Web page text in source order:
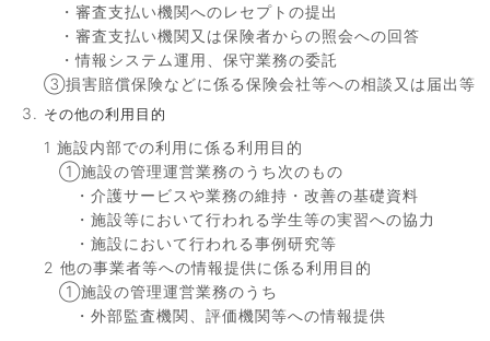
・審査支払い機関へのレセプトの提出
・審査支払い機関又は保険者からの照会への回答
・情報システム運用、保守業務の委託
③損害賠償保険などに係る保険会社等への相談又は届出等
その他の利用目的
1 施設内部での利用に係る利用目的
①施設の管理運営業務のうち次のもの
・介護サービスや業務の維持・改善の基礎資料
・施設等において行われる学生等の実習への協力
・施設において行われる事例研究等
2 他の事業者等への情報提供に係る利用目的
①施設の管理運営業務のうち
・外部監査機関、評価機関等への情報提供